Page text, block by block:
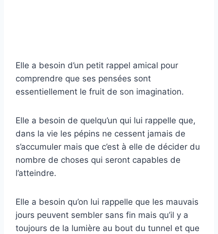
Elle a besoin d’un petit rappel amical pour
comprendre que ses pensées sont
essentiellement le fruit de son imagination.
Elle a besoin de quelqu’un qui lui rappelle que,
dans la vie les pépins ne cessent jamais de
s’accumuler mais que c’est à elle de décider du
nombre de choses qui seront capables de
l’atteindre.
Elle a besoin qu’on lui rappelle que les mauvais
jours peuvent sembler sans fin mais qu’il y a
toujours de la lumière au bout du tunnel et que